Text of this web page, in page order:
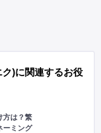
)に関連するお役
方は？繁
ーミング